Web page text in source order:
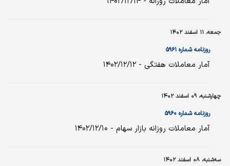
جمعه، ۱۱ اسفند ۱۴۰۲
روزنامه شماره ۵۹۶۱
آمار معاملات هفتگی - ۱۴۰۲/۱۲/۱۲
چهارشنبه، ۰۹ اسفند ۱۴۰۲
روزنامه شماره ۵۹۶۰
آمار معاملات روزانه بازار سهام - ۱۴۰۲/۱۲/۱۰
سه‌شنبه، ۰۸ اسفند ۱۴۰۲